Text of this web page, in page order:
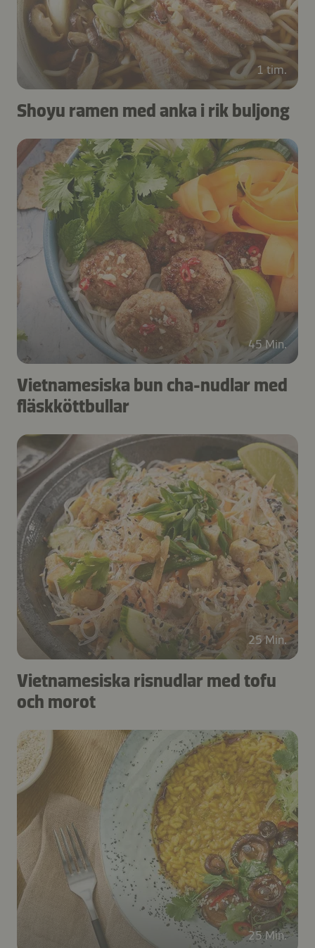
1 tim.
Shoyu ramen med anka i rik buljong
45 Min.
Vietnamesiska bun cha-nudlar med
fläskköttbullar
25 Min.
Vietnamesiska risnudlar med tofu
och morot
25 Min.